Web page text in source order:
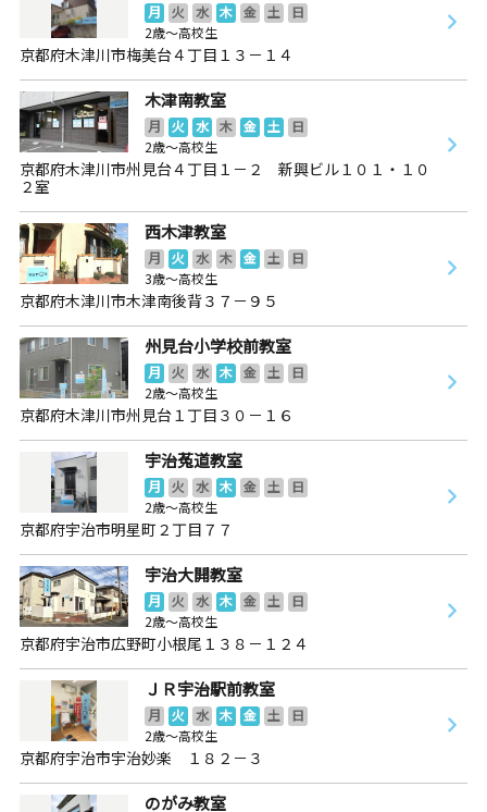
月 火 水 木 金 土
日
2歳～高校生
京都府木津川市梅美台４丁目１３－１４
木津南教室
月 火 水 木 金 土
日
2歳～高校生
京都府木津川市州見台４丁目１－２ 新興ビル１０１・１０
２室
西木津教室
月 火 水 木 金 土
日
3歳～高校生
京都府木津川市木津南後背３７－９５
州見台小学校前教室
月 火 水 木 金 土
日
2歳～高校生
京都府木津川市州見台１丁目３０－１６
宇治菟道教室
月 火 水 木 金 土
日
2歳～高校生
京都府宇治市明星町２丁目７７
宇治大開教室
月 火 水 木 金 土
日
2歳～高校生
京都府宇治市広野町小根尾１３８－１２４
ＪＲ宇治駅前教室
月 火 水 木 金 土
日
2歳～高校生
京都府宇治市宇治妙楽 １８２－３
のがみ教室